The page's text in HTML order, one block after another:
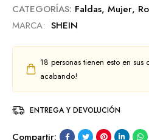
CATEGORÍAS: Faldas, Mujer,
MARCA: SHEIN
18 personas tienen esto en sus
acabando!
ENTREGA Y DEVOLUCIÓN
Compartir: